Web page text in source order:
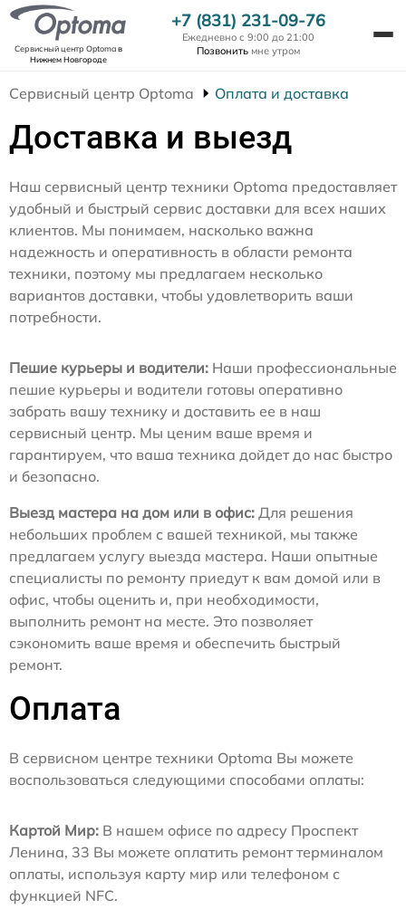
Сервисный центр Optomaв
Нижнем Новгороде
+7 (831) 231-09-76
Ежедневно с 9:00 до 21:00
Позвонить мне утром
Сервисный центр Optoma Оплата и доставка
Доставка и выезд
Наш сервисный центр техники Optoma предоставляет
удобный и быстрый сервис доставки для всех наших
клиентов. Мы понимаем, насколько важна
надежность и оперативность в области ремонта
техники, поэтому мы предлагаем несколько
вариантов доставки, чтобы удовлетворить ваши
потребности.
Пешие курьеры и водители: Наши профессиональные
пешие курьеры и водители готовы оперативно
забрать вашу технику и доставить ее в наш
сервисный центр. Мы ценим ваше время и
гарантируем, что ваша техника дойдет до нас быстро
и безопасно.
Выезд мастера на дом или в офис: Для решения
небольших проблем с вашей техникой, мы также
предлагаем услугу выезда мастера. Наши опытные
специалисты по ремонту приедут к вам домой или в
офис, чтобы оценить и, при необходимости,
выполнить ремонт на месте. Это позволяет
сэкономить ваше время и обеспечить быстрый
ремонт.
Оплата
В сервисном центре техники Optoma Вы можете
воспользоваться следующими способами оплаты:
Картой Мир: В нашем офисе по адресу Проспект
Ленина, 33 Вы можете оплатить ремонт терминалом
оплаты, используя карту мир или телефоном с
функцией NFC.